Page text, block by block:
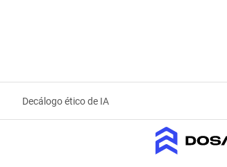
Decálogo ético de IA